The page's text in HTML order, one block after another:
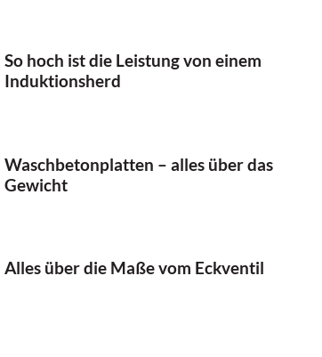
So hoch ist die Leistung von einem
Induktionsherd
Waschbetonplatten – alles über das
Gewicht
Alles über die Maße vom Eckventil